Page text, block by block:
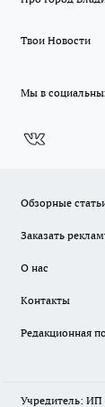
Твои Новости
Мы в
Обзорные
Заказать
О нас
Контакты
Редакционная
Учредитель: